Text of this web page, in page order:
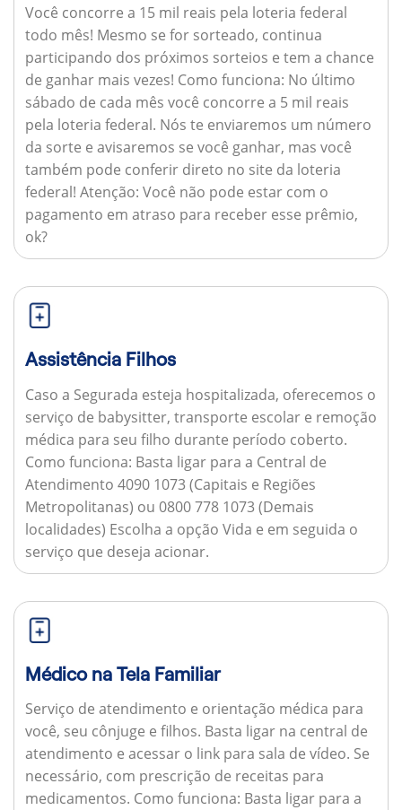
Você concorre a 15 mil reais pela loteria federal
todo mês! Mesmo se for sorteado, continua
participando dos próximos sorteios e tem a chance
de ganhar mais vezes! Como funciona: No último
sábado de cada mês você concorre a 5 mil reais
pela loteria federal. Nós te enviaremos um número
da sorte e avisaremos se você ganhar, mas você
também pode conferir direto no site da loteria
federal! Atenção: Você não pode estar com o
pagamento em atraso para receber esse prêmio,
ok?
Assistência Filhos
Caso a Segurada esteja hospitalizada, oferecemos o
serviço de babysitter, transporte escolar e remoção
médica para seu filho durante período coberto.
Como funciona: Basta ligar para a Central de
Atendimento 4090 1073 (Capitais e Regiões
Metropolitanas) ou 0800 778 1073 (Demais
localidades) Escolha a opção Vida e em seguida o
serviço que deseja acionar.
Médico na Tela Familiar
Serviço de atendimento e orientação médica para
você, seu cônjuge e filhos. Basta ligar na central de
atendimento e acessar o link para sala de vídeo. Se
necessário, com prescrição de receitas para
medicamentos. Como funciona: Basta ligar para a